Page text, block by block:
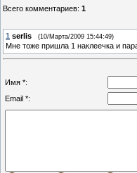
Всего комментариев: 1
1 serlis (10/Марта/2009 15:44:49)
Мне тоже пришла 1 наклеечка и
Имя *:
Email *: